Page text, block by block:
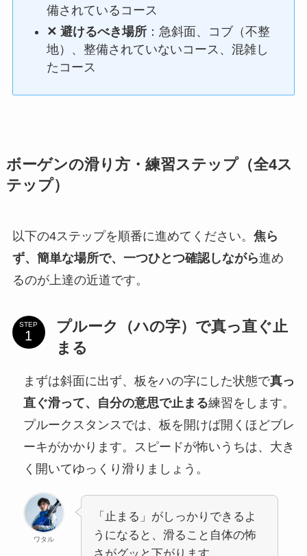
備されているコース
✕ 避けるべき場所 ：急斜面、コブ（不整
地）、整備されていないコース、混雑し
たコース
ボーゲンの滑り方・練習ステップ（全4ス
テップ）
以下の4ステップを順番に進めてください。 焦ら
ず、簡単な場所で、一つひとつ確認しながら進め
るのが上達の近道です。
STEP
プルーク（ハの字）で真っ直ぐ止
まる
まずは斜面に出ず、板をハの字にした状態で真っ
直ぐ滑って、自分の意思で止まる練習をします。
プルークスタンスでは、板を開けば開くほどブレ
ーキがかかります。スピードが怖いうちは、大き
く開いてゆっくり滑りましょう。
ワタル
「止まる」がしっかりできるよ
うになると、滑ること自体の怖